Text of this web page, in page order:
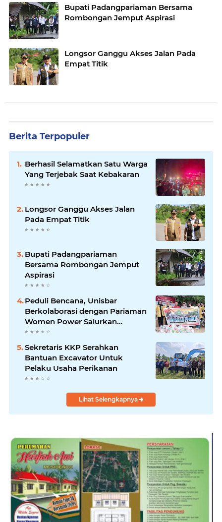
Bupati Padangpariaman Bersama
Rombongan Jemput Aspirasi
Longsor Ganggu Akses Jalan Pada
Empat Titik
Berita Terpopuler
Berhasil Selamatkan Satu Warga
Yang Terjebak Saat Kebakaran
Longsor Ganggu Akses Jalan
Pada Empat Titik
Bupati Padangpariaman
Bersama Rombongan Jemput
Aspirasi
Peduli Bencana, Unisbar
Berkolaborasi dengan Pariaman
Women Power Salurkan
Bantuan untuk Korban Banjir di
Padang
Sekretaris KKP Serahkan
Bantuan Excavator Untuk
Pelaku Usaha Perikanan
Lihat Selengkapnya